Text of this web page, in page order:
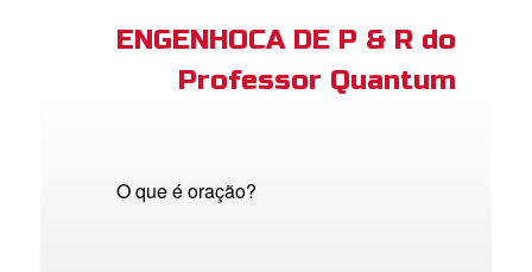
ENGENHOCA DE P & R do
Professor Quantum
O que é oração?